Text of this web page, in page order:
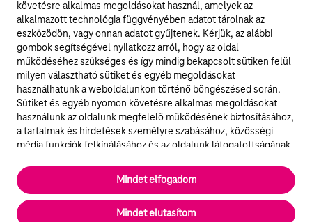
ÁSZF
Adatvédelem
Felhívások
Közösségi média
Cookie beállítások
English
követésre alkalmas megoldásokat használ, amelyek az
alkalmazott technológia függvényében adatot tárolnak az
eszközödön, vagy onnan adatot gyűjtenek. Kérjük, az alábbi
gombok segítségével nyilatkozz arról, hogy az oldal
működéséhez szükséges és így mindig bekapcsolt sütiken felül
milyen választható sütiket és egyéb megoldásokat
használhatunk a weboldalunkon történő böngészésed során.
Sütiket és egyéb nyomon követésre alkalmas megoldásokat
használunk az oldalunk megfelelő működésének biztosításához,
a tartalmak és hirdetések személyre szabásához, közösségi
média funkciók felkínálásához és az oldalunk látogatottságának
elengedhetetlenek a weboldal működéséhez és nem lehet
kikapcsolni őket a weboldal látogatása során rendszerünkből. A
statisztikai, vagy marketing célú sütik segítségével bizonyos
esetekben az oldalhasználattal kapcsolatos információkat is
Mindet elutasítom
Mindet elfogadom